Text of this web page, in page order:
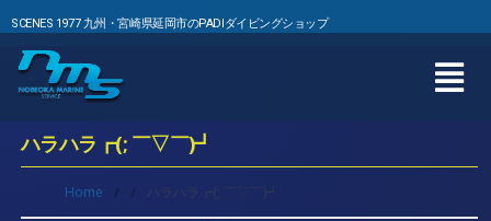
SCENES 1977 九州・宮崎県延岡市のPADIダイビングショップ
ハラハラ┏(; ￣▽￣)┛
Home / / ハラハラ┏(; ￣▽￣)┛